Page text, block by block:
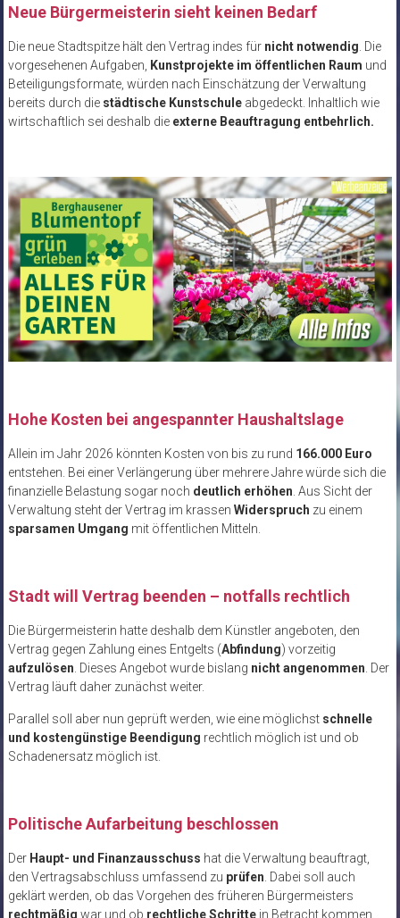
Neue Bürgermeisterin sieht keinen Bedarf
Die neue Stadtspitze hält den Vertrag indes für nicht notwendig . Die
vorgesehenen Aufgaben,
Kunstprojekte im öffentlichen Raum und
Beteiligungsformate, würden nach Einschätzung der Verwaltung
bereits durch die städtische Kunstschuleabgedeckt. Inhaltlich wie
wirtschaftlich sei deshalb die externe Beauftragung entbehrlich.
Hohe Kosten bei angespannter Haushaltslage
Allein im Jahr 2026 könnten Kosten von bis zu rund 166.000 Euro
entstehen. Bei einer Verlängerung über mehrere Jahre würde sich die
finanzielle Belastung sogar noch deutlich erhöhen. Aus Sicht der
Verwaltung steht der Vertrag im krassen Widerspruch zu einem
sparsamen Umgang mit öffentlichen Mitteln.
Stadt will Vertrag beenden – notfalls rechtlich
Die Bürgermeisterin hatte deshalb dem Künstler angeboten, den
Vertrag gegen Zahlung eines Entgelts (Abfindung) vorzeitig
aufzulösen. Dieses Angebot wurde bislang nicht angenommen. Der
Vertrag läuft daher zunächst weiter.
Parallel soll aber nun geprüft werden, wie eine möglichst schnelle
und kostengünstige Beendigung rechtlich möglich ist und ob
Schadenersatz möglich ist.
Politische Aufarbeitung beschlossen
Der Haupt- und Finanzausschuss hat die Verwaltung beauftragt,
den Vertragsabschluss umfassend zu prüfen. Dabei soll auch
geklärt werden, ob das Vorgehen des früheren Bürgermeisters
rechtmäßig war und ob rechtliche Schrittein Betracht kommen.